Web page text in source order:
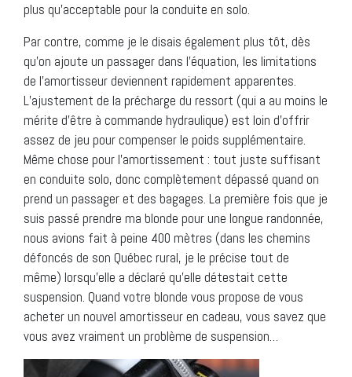
plus qu’acceptable pour la conduite en solo.
Par contre, comme je le disais également plus tôt, dès
qu’on ajoute un passager dans l’équation, les limitations
de l’amortisseur deviennent rapidement apparentes.
L’ajustement de la précharge du ressort (qui a au moins le
mérite d’être à commande hydraulique) est loin d’offrir
assez de jeu pour compenser le poids supplémentaire.
Même chose pour l’amortissement : tout juste suffisant
en conduite solo, donc complètement dépassé quand on
prend un passager et des bagages. La première fois que je
suis passé prendre ma blonde pour une longue randonnée,
nous avions fait à peine 400 mètres (dans les chemins
défoncés de son Québec rural, je le précise tout de
même) lorsqu’elle a déclaré qu’elle détestait cette
suspension. Quand votre blonde vous propose de vous
acheter un nouvel amortisseur en cadeau, vous savez que
vous avez vraiment un problème de suspension…